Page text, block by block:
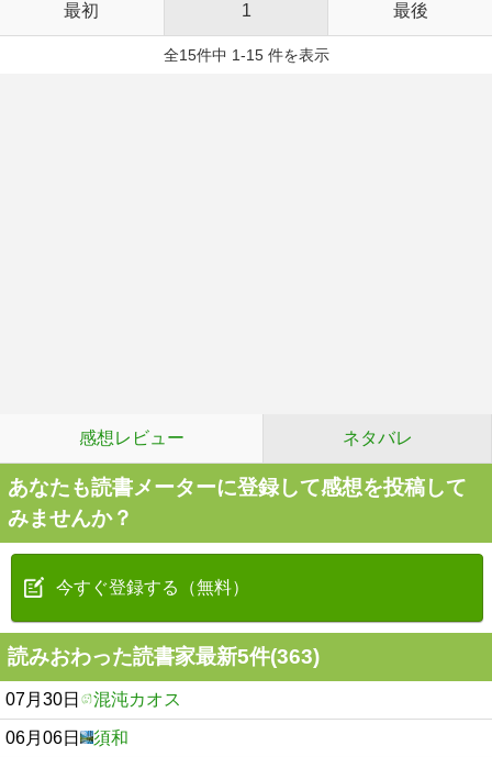
最初 1 最後
全15件中 1-15 件を表示
感想レビュー ネタバレ
あなたも読書メーターに登録して感想を投稿して
みませんか？
今すぐ登録する（無料）
読みおわった読書家最新5件(363)
07月30日 混沌カオス
06月06日 須和